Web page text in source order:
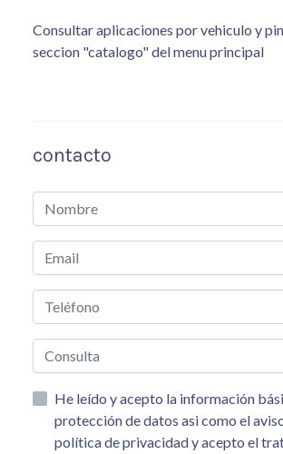
Consultar aplicaciones por vehiculo y
seccion "catalogo" del menu principal
contacto
He leído y acepto la información básica sobre
protección de datos asi como el aviso legal y la
política de privacidad y acepto el tratamiento de